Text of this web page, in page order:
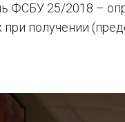
ФСБУ 25/2018 –
получении